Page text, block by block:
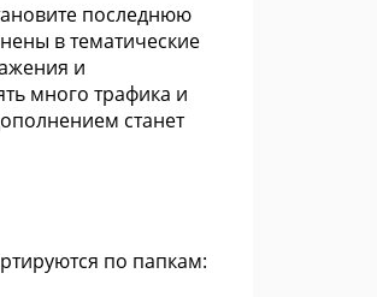
последнюю
в тематические
и
много трафика и
станет
по папкам: